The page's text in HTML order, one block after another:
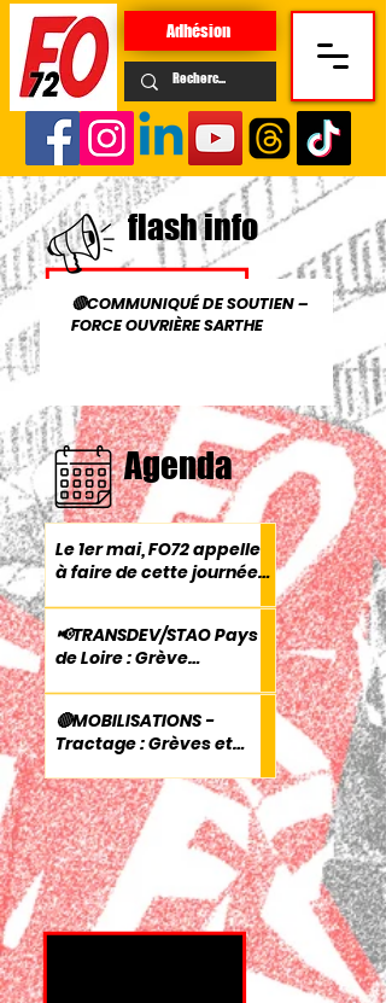
Adhésion
flash info
🔴COMMUNIQUÉ DE SOUTIEN –
FORCE OUVRIÈRE SARTHE
Agenda
Le 1er mai, FO72 appelle
à faire de cette journée
droits des travailleurs.
📢TRANSDEV/STAO Pays
de Loire : Grève
refus de la direction
🔴MOBILISATIONS -
Tractage : Grèves et
Octobre 2025 dans la
Sarthe